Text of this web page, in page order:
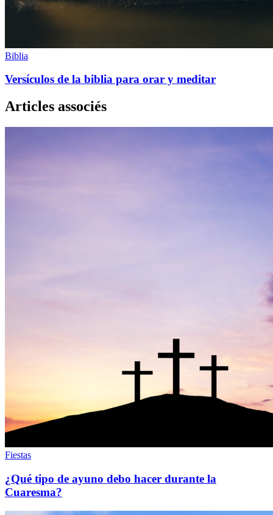
Biblia
Versículos de la biblia para orar y meditar
Articles associés
Fiestas
¿Qué tipo de ayuno debo hacer durante la
Cuaresma?